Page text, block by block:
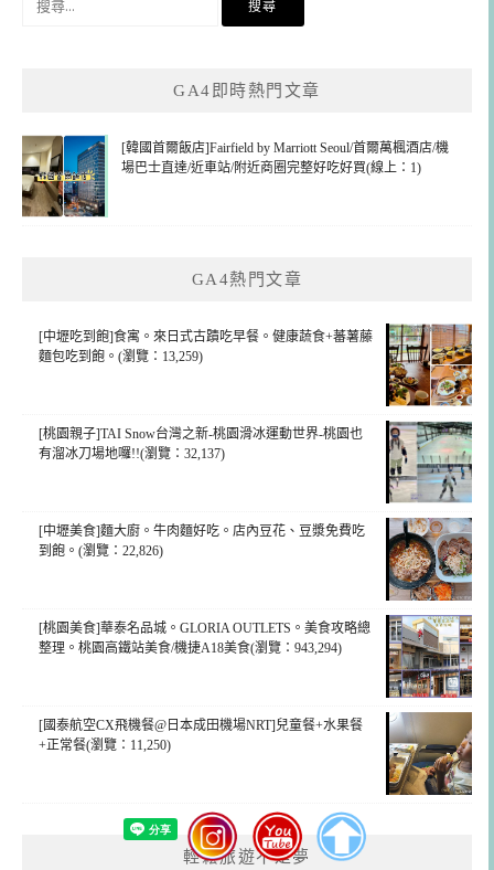
GA4即時熱門文章
[韓國首爾飯店]Fairfield by Marriott Seoul/首爾萬楓酒店/機
場巴士直達/近車站/附近商圈完整好吃好買(線上：1)
GA4熱門文章
[中壢吃到飽]食寓。來日式古蹟吃早餐。健康蔬食+蕃薯藤
麵包吃到飽。(瀏覽：13,259)
[桃園親子]TAI Snow台灣之新-桃園滑冰運動世界-桃園也
有溜冰刀場地囉!!(瀏覽：32,137)
[中壢美食]麵大廚。牛肉麵好吃。店內豆花、豆漿免費吃
到飽。(瀏覽：22,826)
[桃園美食]華泰名品城。GLORIA OUTLETS。美食攻略總
整理。桃園高鐵站美食/機捷A18美食(瀏覽：943,294)
[國泰航空CX飛機餐@日本成田機場NRT]兒童餐+水果餐
+正常餐(瀏覽：11,250)
輕鬆旅遊不是夢